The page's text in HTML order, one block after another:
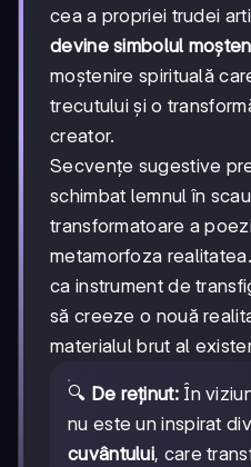
cea a propriei trudei
devine simbolul
moștenire spirituală
trecutului și o
creator.
Secvențe sugestive
schimbat lemnul în
transformatoare a
metamorfoza
ca instrument de
să creeze o nouă
materialul brut al
🔍 De reținut:În
nu este un inspirat
cuvântului, care